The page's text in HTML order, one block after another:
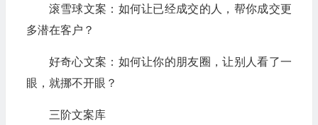
滚雪球文案：如何让已经成交的人，帮你成交更
多潜在客户？
好奇心文案：如何让你的朋友圈，让别人看了一
眼，就挪不开眼？
三阶文案库